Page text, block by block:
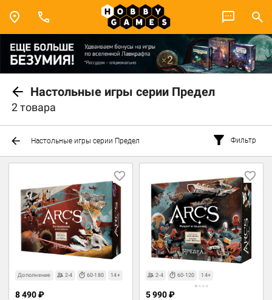
Настольные игры серии Предел
2 товара
Настольные игры серии Предел Фильтр
Дополнение 2-4 60-180 14+
8 490 ₽
2-4 60-120 14+
5 990 ₽